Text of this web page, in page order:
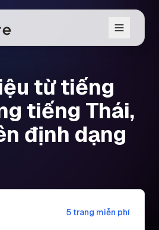
từ tiếng
tiếng Thái,
định dạng
5 trang miễn phí